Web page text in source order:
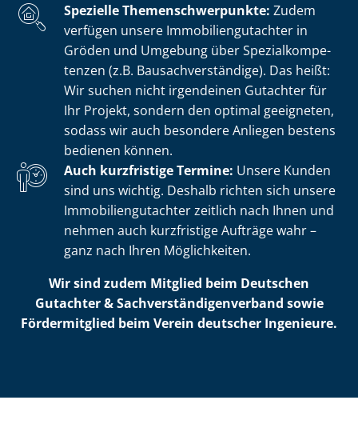
Spezielle The­men­schwer­punk­te: Zudem
verfügen unsere Im­mo­bi­li­en­gut­ach­ter in
Gröden und Umgebung über Spe­zi­al­kom­pe­
ten­zen (z.B. Bau­sach­ver­stän­di­ge). Das heißt:
Wir suchen nicht irgendeinen Gutachter für
Ihr Projekt, sondern den optimal geeigneten,
sodass wir auch besondere Anliegen bestens
bedienen können.
Auch kurzfristige Termine: Unsere Kunden
sind uns wichtig. Deshalb richten sich unsere
Im­mo­bi­li­en­gut­ach­ter zeitlich nach Ihnen und
nehmen auch kurzfristige Aufträge wahr –
ganz nach Ihren Möglichkeiten.
Wir sind zudem Mitglied beim Deutschen
Gutachter & Sach­ver­stän­di­gen­ver­band sowie
Fördermitglied beim Verein deutscher Ingenieure.